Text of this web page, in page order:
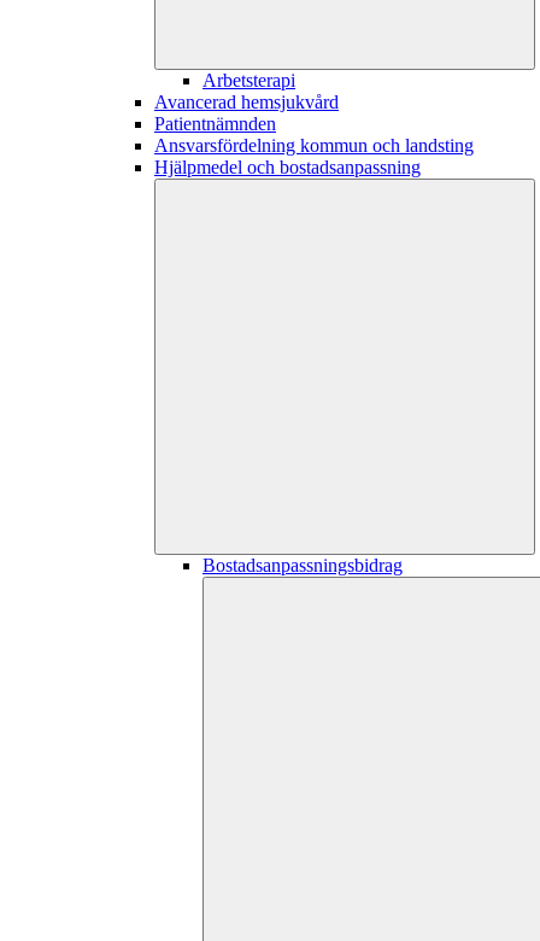
Arbetsterapi
Avancerad hemsjukvård
Patientnämnden
Ansvarsfördelning kommun och landsting
Hjälpmedel och bostadsanpassning
Bostadsanpassningsbidrag